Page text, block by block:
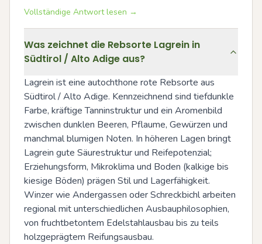
Vollständige Antwort lesen →
Was zeichnet die Rebsorte Lagrein in
Südtirol / Alto Adige aus?
Lagrein ist eine autochthone rote Rebsorte aus
Südtirol / Alto Adige. Kennzeichnend sind tiefdunkle
Farbe, kräftige Tanninstruktur und ein Aromenbild
zwischen dunklen Beeren, Pflaume, Gewürzen und
manchmal blumigen Noten. In höheren Lagen bringt
Lagrein gute Säurestruktur und Reifepotenzial;
Erziehungsform, Mikroklima und Boden (kalkige bis
kiesige Böden) prägen Stil und Lagerfähigkeit.
Winzer wie Andergassen oder Schreckbichl arbeiten
regional mit unterschiedlichen Ausbauphilosophien,
von fruchtbetontem Edelstahlausbau bis zu teils
holzgeprägtem Reifungsausbau.